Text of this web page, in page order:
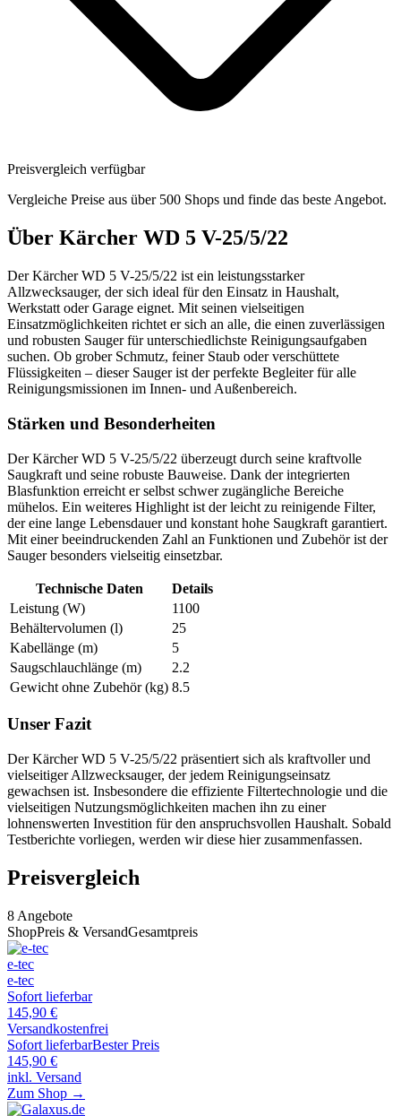
Preisvergleich verfügbar
Vergleiche Preise aus über 500 Shops und finde das beste Angebot.
Über Kärcher WD 5 V-25/5/22
Der Kärcher WD 5 V-25/5/22 ist ein leistungsstarker
Allzwecksauger, der sich ideal für den Einsatz in Haushalt,
Werkstatt oder Garage eignet. Mit seinen vielseitigen
Einsatzmöglichkeiten richtet er sich an alle, die einen zuverlässigen
und robusten Sauger für unterschiedlichste Reinigungsaufgaben
suchen. Ob grober Schmutz, feiner Staub oder verschüttete
Flüssigkeiten – dieser Sauger ist der perfekte Begleiter für alle
Reinigungsmissionen im Innen- und Außenbereich.
Stärken und Besonderheiten
Der Kärcher WD 5 V-25/5/22 überzeugt durch seine kraftvolle
Saugkraft und seine robuste Bauweise. Dank der integrierten
Blasfunktion erreicht er selbst schwer zugängliche Bereiche
mühelos. Ein weiteres Highlight ist der leicht zu reinigende Filter,
der eine lange Lebensdauer und konstant hohe Saugkraft garantiert.
Mit einer beeindruckenden Zahl an Funktionen und Zubehör ist der
Sauger besonders vielseitig einsetzbar.
Technische Daten
Details
Leistung (W)
1100
Behältervolumen (l)
25
Kabellänge (m)
5
Saugschlauchlänge (m)
2.2
Gewicht ohne Zubehör (kg) 8.5
Unser Fazit
Der Kärcher WD 5 V-25/5/22 präsentiert sich als kraftvoller und
vielseitiger Allzwecksauger, der jedem Reinigungseinsatz
gewachsen ist. Insbesondere die effiziente Filtertechnologie und die
vielseitigen Nutzungsmöglichkeiten machen ihn zu einer
lohnenswerten Investition für den anspruchsvollen Haushalt. Sobald
Testberichte vorliegen, werden wir diese hier zusammenfassen.
Preisvergleich
8 Angebote
ShopPreis & VersandGesamtpreis
e-tec
e-tec
Sofort lieferbar
145,90 €
Versandkostenfrei
Sofort lieferbarBester Preis
145,90 €
inkl. Versand
Zum Shop →